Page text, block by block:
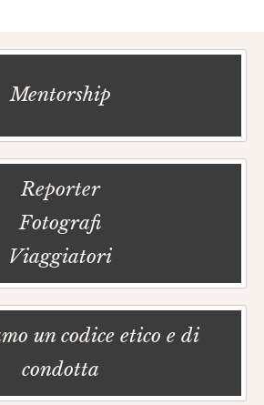
Mentorship
Reporter
Fotografi
Viaggiatori
un codice etico e di
condotta